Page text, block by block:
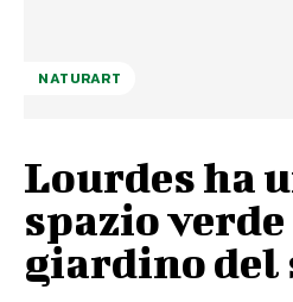
NATURART
Lourdes ha
spazio
giardino del